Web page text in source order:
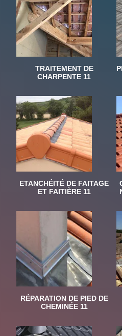
TRAITEMENT DE
CHARPENTE 11
ETANCHÉITÉ DE FAITAGE
ET FAITIÈRE 11
RÉPARATION DE PIED DE
CHEMINÉE 11